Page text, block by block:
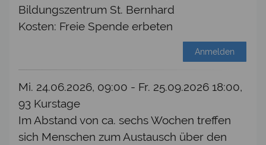
Bildungszentrum St. Bernhard
Kosten: Freie Spende erbeten
Anmelden
Mi. 24.06.2026, 09:00 - Fr. 25.09.2026 18:00,
93 Kurstage
Im Abstand von ca. sechs Wochen treffen
sich Menschen zum Austausch über den